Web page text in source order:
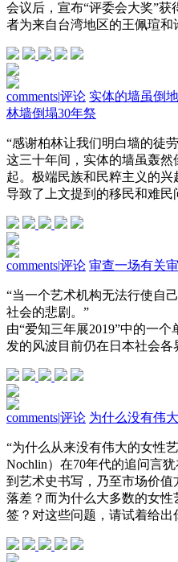
会议后，宣布“评委会大奖”获
者为来自台湾地区的王佩瑄和
comments|评论 实体的墙虽倒
林墙倒塌30年祭
“感谢柏林让我们明白墙的徒
这三十年间，实体的墙虽轰
起。极端民族和民粹主义的兴
导致了上文提到的移民和难民
comments|评论 审查一场有关
“当一个艺术机构无法行使自
社会的悲剧。”
由“爱知三年展2019”中的一个
发的风波目前仍在日本社会各
comments|评论 为什么没有伟
“为什么从来没有伟大的女性
Nochlin）在70年代的追问言
到艺术史书写，乃至市场价
落差？而为什么大多数的女性
签？对这些问题，请试着给出